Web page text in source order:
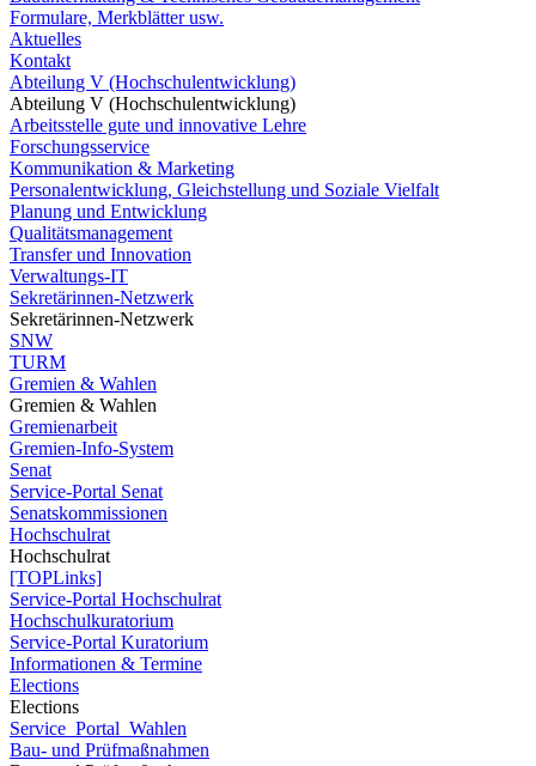
Formulare, Merkblätter usw.
Aktuelles
Kontakt
Abteilung V (Hochschulentwicklung)
Abteilung V (Hochschulentwicklung)
Arbeitsstelle gute und innovative Lehre
Forschungsservice
Kommunikation & Marketing
Personalentwicklung, Gleichstellung und Soziale Vielfalt
Planung und Entwicklung
Qualitätsmanagement
Transfer und Innovation
Verwaltungs-IT
Sekretärinnen-Netzwerk
Sekretärinnen-Netzwerk
SNW
TURM
Gremien & Wahlen
Gremien & Wahlen
Gremienarbeit
Gremien-Info-System
Senat
Service-Portal Senat
Senatskommissionen
Hochschulrat
Hochschulrat
[TOPLinks]
Service-Portal Hochschulrat
Hochschulkuratorium
Service-Portal Kuratorium
Informationen & Termine
Elections
Elections
Service_Portal_Wahlen
Bau- und Prüfmaßnahmen